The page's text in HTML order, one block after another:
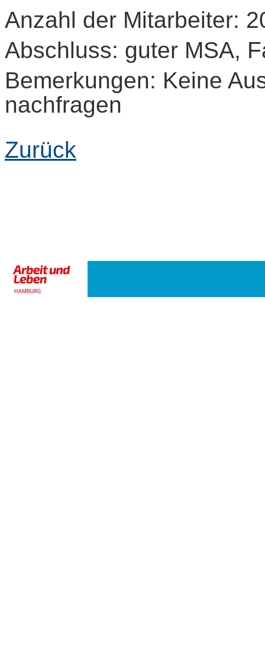
Anzahl der Mitarbeiter:
Abschluss: guter MSA,
Bemerkungen: Keine
nachfragen
Zurück